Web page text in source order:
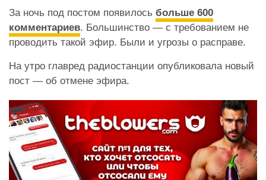
За ночь под постом появилось больше 600
комментариев. Большинство — с требованием не
проводить такой эфир. Были и угрозы о расправе.
На утро главред радиостанции опубликовала новый
пост — об отмене эфира.